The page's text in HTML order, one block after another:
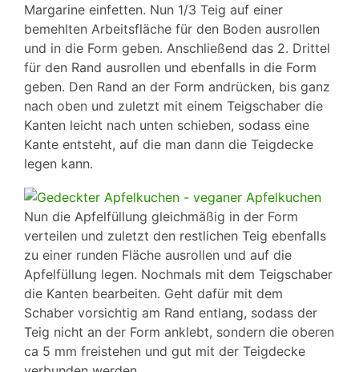
Margarine einfetten. Nun 1/3 Teig auf einer
bemehlten Arbeitsfläche für den Boden ausrollen
und in die Form geben. Anschließend das 2. Drittel
für den Rand ausrollen und ebenfalls in die Form
geben. Den Rand an der Form andrücken, bis ganz
nach oben und zuletzt mit einem Teigschaber die
Kanten leicht nach unten schieben, sodass eine
Kante entsteht, auf die man dann die Teigdecke
legen kann.
Nun die Apfelfüllung gleichmäßig in der Form
verteilen und zuletzt den restlichen Teig ebenfalls
zu einer runden Fläche ausrollen und auf die
Apfelfüllung legen. Nochmals mit dem Teigschaber
die Kanten bearbeiten. Geht dafür mit dem
Schaber vorsichtig am Rand entlang, sodass der
Teig nicht an der Form anklebt, sondern die oberen
ca 5 mm freistehen und gut mit der Teigdecke